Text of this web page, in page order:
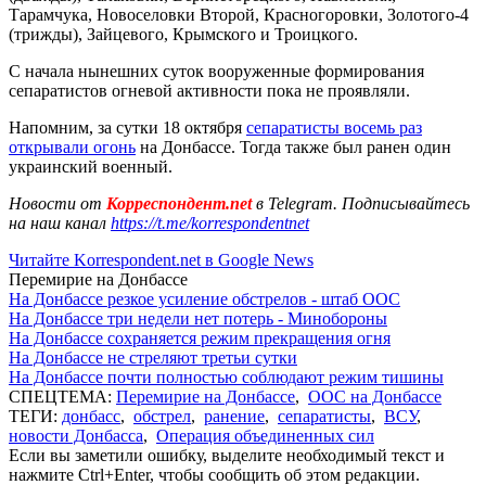
Тарамчука, Новоселовки Второй, Красногоровки, Золотого-4
(трижды), Зайцевого, Крымского и Троицкого.
С начала нынешних суток вооруженные формирования
сепаратистов огневой активности пока не проявляли.
Напомним, за сутки 18 октября сепаратисты восемь раз
открывали огонь на Донбассе. Тогда также был ранен один
украинский военный.
Новости от Корреспондент.netв Telegram. Подписывайтесь
на наш канал https://t.me/korrespondentnet
Читайте Korrespondent.net в Google News
Перемирие на Донбассе
На Донбассе резкое усиление обстрелов - штаб ООС
На Донбассе три недели нет потерь - Минобороны
На Донбассе сохраняется режим прекращения огня
На Донбассе не стреляют третьи сутки
На Донбассе почти полностью соблюдают режим тишины
СПЕЦТЕМА: Перемирие на Донбассе, ООС на Донбассе
ТЕГИ: донбасс, обстрел, ранение, сепаратисты, ВСУ,
новости Донбасса, Операция объединенных сил
Если вы заметили ошибку, выделите необходимый текст и
нажмите Ctrl+Enter, чтобы сообщить об этом редакции.